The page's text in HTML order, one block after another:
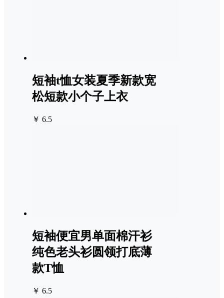
短袖t恤女装夏季新款宽
松短款小个子上衣
￥ 6.5
短袖便宜男单面棉汗衫
纯色老头衫圆领打底薄
款T恤
￥ 6.5